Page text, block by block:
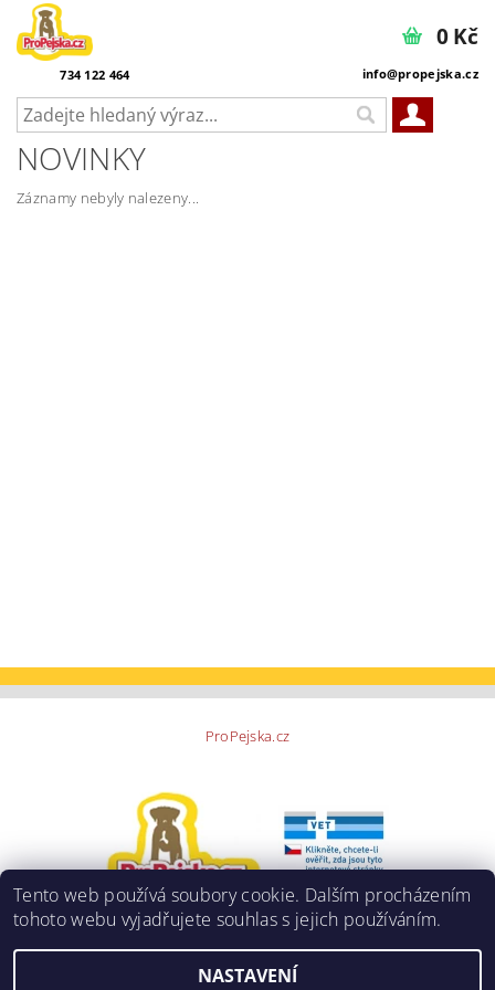
734 122 464 info@propejska.cz
0 Kč
NOVINKY
Záznamy nebyly nalezeny...
ProPejska.cz
Tento web používá soubory cookie. Dalším procházením
tohoto webu vyjadřujete souhlas s jejich používáním.
NASTAVENÍ